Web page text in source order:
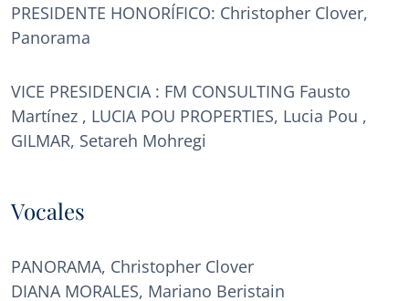
PRESIDENTE HONORÍFICO: Christopher Clover,
Panorama
VICE PRESIDENCIA : FM CONSULTING Fausto
Martínez , LUCIA POU PROPERTIES, Lucia Pou ,
GILMAR, Setareh Mohregi
Vocales
PANORAMA, Christopher Clover
DIANA MORALES, Mariano Beristain